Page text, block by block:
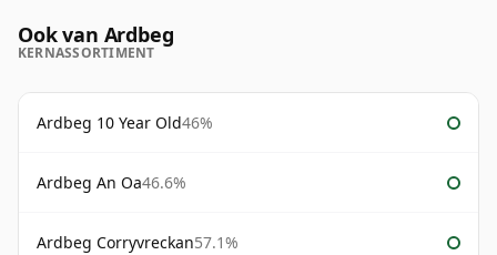
Ook van Ardbeg
KERNASSORTIMENT
Ardbeg 10 Year Old46%
Ardbeg An Oa46.6%
Ardbeg Corryvreckan57.1%